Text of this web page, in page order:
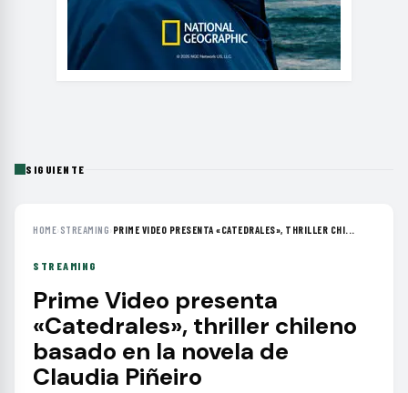
SIGUIENTE
HOME› STREAMING› PRIME VIDEO PRESENTA «CATEDRALES», THRILLER CHI...
STREAMING
Prime Video presenta
«Catedrales», thriller chileno
basado en la novela de
Claudia Piñeiro